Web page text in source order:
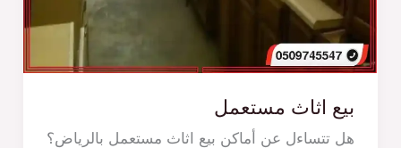
بيع اثاث مستعمل
هل تتساءل عن أماكن بيع اثاث مستعمل بالرياض؟